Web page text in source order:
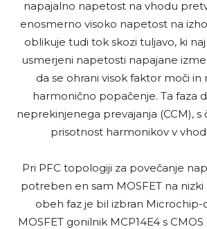
napajalno napetost na vhodu
enosmerno visoko napetost na
oblikuje tudi tok skozi tuljavo, ki
usmerjeni napetosti napajane
da se ohrani visok faktor moči in
harmonično popačenje. Ta faza
neprekinjenega prevajanja (CCM), s
prisotnost harmonikov v
Pri PFC topologiji za povečanje
potreben en sam MOSFET na nizki
obeh faz je bil izbran Microchip-
MOSFET gonilnik MCP14E4 s